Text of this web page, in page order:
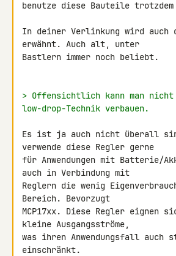
benutze diese Bauteile trotzdem
In deiner Verlinkung wird auch
erwähnt. Auch alt, unter
Bastlern immer noch beliebt.
> Offensichtlich kann man
low-drop-Technik verbauen.
Es ist ja auch nicht überall
verwende diese Regler gerne
für Anwendungen mit Batterie/
auch in Verbindung mit
Reglern die wenig
Bereich. Bevorzugt
MCP17xx. Diese Regler eignen
kleine Ausgangsströme,
was ihren Anwendungsfall auch
einschränkt.